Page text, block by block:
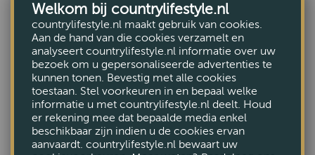
Waxhoed New Zealand Brown
€74,99
Welkom bij countrylifestyle.nl
countrylifestyle.nl maakt gebruik van cookies.
Aan de hand van die cookies verzamelt en
analyseert countrylifestyle.nl informatie over uw
bezoek om u gepersonaliseerde advertenties te
kunnen tonen. Bevestig met alle cookies
toestaan. Stel voorkeuren in en bepaal welke
informatie u met countrylifestyle.nl deelt. Houd
er rekening mee dat bepaalde media enkel
beschikbaar zijn indien u de cookies ervan
aanvaardt. countrylifestyle.nl bewaart uw